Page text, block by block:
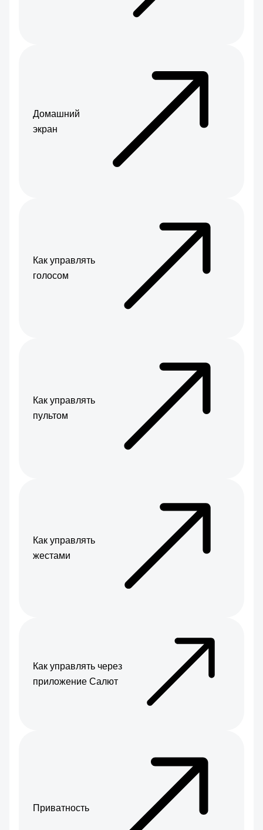
Домашний
экран
Как управлять
голосом
Как управлять
пультом
Как управлять
жестами
Как управлять через
приложение Салют
Приватность